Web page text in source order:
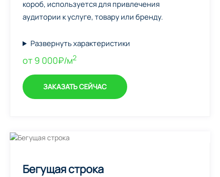
короб, используется для привлечения
аудитории к услуге, товару или бренду.
Развернуть характеристики
от 9 000₽/м2
ЗАКАЗАТЬ СЕЙЧАС
Бегущая строка